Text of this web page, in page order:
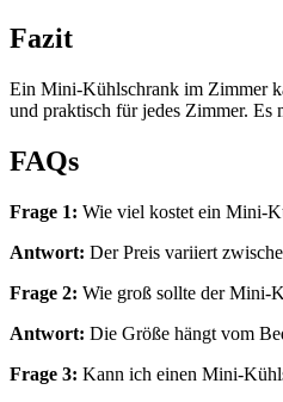
Fazit
Ein Mini-Kühlschrank im Zimmer
und praktisch für jedes Zimmer.
FAQs
Frage 1: Wie viel kostet ein Mini-
Antwort: Der Preis variiert
Frage 2: Wie groß sollte der Mini-
Antwort: Die Größe hängt vom
Frage 3: Kann ich einen Mini-